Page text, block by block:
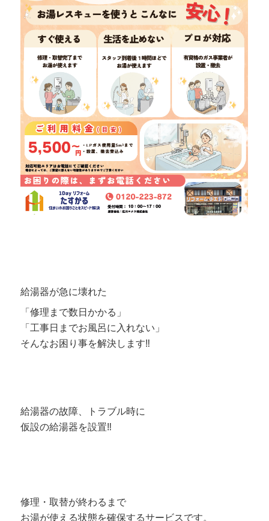
給湯器が急に壊れた
「修理まで数日かかる」
「工事日までお風呂に入れない」
そんなお困り事を解決します‼
給湯器の故障、トラブル時に
仮設の給湯器を設置‼
修理・取替が終わるまで
お湯が使える状態を確保するサービスです。